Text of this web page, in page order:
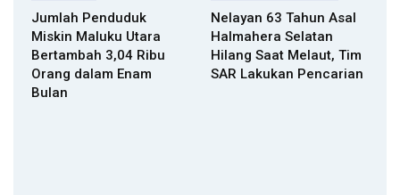
Jumlah Penduduk
Miskin Maluku Utara
Bertambah 3,04 Ribu
Orang dalam Enam
Bulan
Nelayan 63 Tahun Asal
Halmahera Selatan
Hilang Saat Melaut, Tim
SAR Lakukan Pencarian